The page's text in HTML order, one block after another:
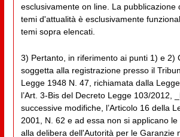
esclusivamente on line. La pubblicazione
temi d'attualità è esclusivamente
temi sopra elencati.
3) Pertanto, in riferimento ai punti 1) e 2)
soggetta alla registrazione presso il
Legge 1948 N. 47, richiamata dalla
l’Art. 3-Bis del Decreto Legge 103/2012,
successive modifiche, l’Articolo 16 della
2001, N. 62 e ad essa non si applicano
alla delibera dell'Autorità per le Garanzie